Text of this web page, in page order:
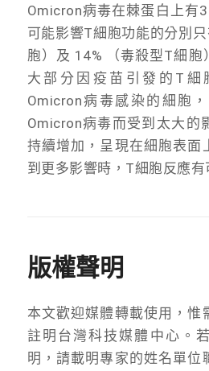
Omicron病毒在棘蛋白上有
可能影響T細胞功能的分別
胞）及 14% （毒殺型T細胞
大部分因疫苗引發的T細
Omicron病毒感染的細胞
Omicron病毒而受到太大的
持續增加，呈現在細胞表面
到更多影響時，T細胞反應有
版權聲明
本文歡迎媒體轉載使用，惟
註明台灣科技媒體中心。
明，請載明專家的姓名單位